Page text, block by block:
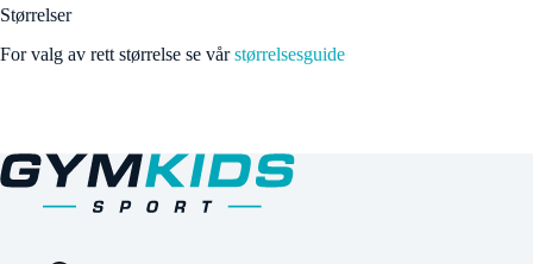
Størrelser
For valg av rett størrelse se vårstørrelsesguide